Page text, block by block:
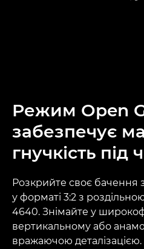
Режим Open
забезпечує
гнучкість під
Розкрийте своє бачення
у форматі 3:2 з
4640. Знімайте у
вертикальному або
вражаючою